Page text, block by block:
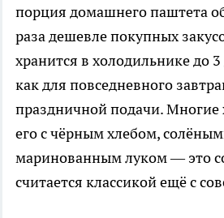
порция домашнего паштета
раза дешевле покупных
хранится в холодильнике до
как для повседневного
праздничной подачи. Многие
его с чёрным хлебом,
маринованным луком — это
считается классикой ещё с